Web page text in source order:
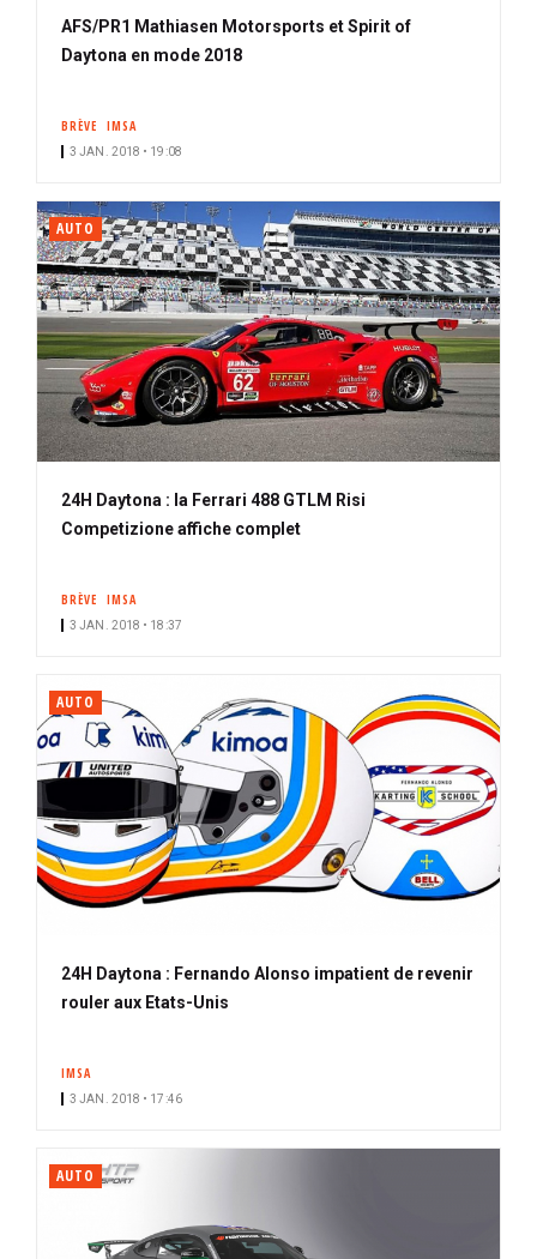
AFS/PR1 Mathiasen Motorsports et Spirit of
Daytona en mode 2018
BRÈVE IMSA
3 JAN. 2018 • 19:08
AUTO
24H Daytona : la Ferrari 488 GTLM Risi
Competizione affiche complet
BRÈVE IMSA
3 JAN. 2018 • 18:37
AUTO
24H Daytona : Fernando Alonso impatient de revenir
rouler aux Etats-Unis
IMSA
3 JAN. 2018 • 17:46
AUTO